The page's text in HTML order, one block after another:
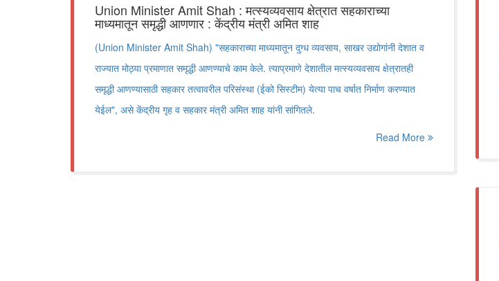
Union Minister Amit Shah : मत्स्यव्यवसाय क्षेत्रात सहकाराच्या
माध्यमातून समृद्धी आणणार : केंद्रीय मंत्री अमित शाह
(Union Minister Amit Shah) "सहकाराच्या माध्यमातून दुग्ध व्यवसाय, साखर उद्योगांनी देशात व
राज्यात मोठ्या प्रमाणात समृद्धी आणण्याचे काम केले. त्याप्रमाणे देशातील मत्स्यव्यवसाय क्षेत्रातही
समृद्धी आणण्यासाठी सहकार तत्वावरील परिसंस्था (ईको सिस्टीम) येत्या पाच वर्षात निर्माण करण्यात
येईल", असे केंद्रीय गृह व सहकार मंत्री अमित शाह यांनी सांगितले.
Read More